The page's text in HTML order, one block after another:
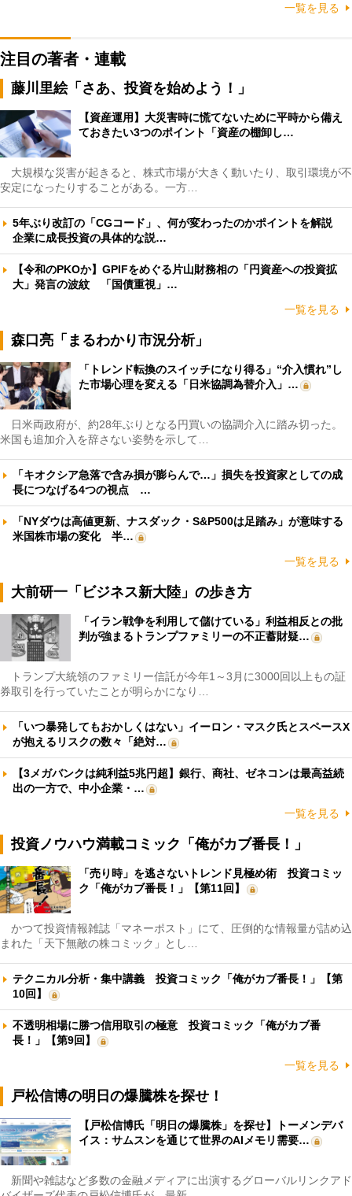
一覧を見る
注目の著者・連載
藤川里絵「さあ、投資を始めよう！」
【資産運用】大災害時に慌てないために平時から備え
ておきたい3つのポイント「資産の棚卸し…
大規模な災害が起きると、株式市場が大きく動いたり、取引環境が不
安定になったりすることがある。一方…
5年ぶり改訂の「CGコード」、何が変わったのかポイントを解説
企業に成長投資の具体的な説…
【令和のPKOか】GPIFをめぐる片山財務相の「円資産への投資拡
大」発言の波紋 「国債重視」…
一覧を見る
森口亮「まるわかり市況分析」
「トレンド転換のスイッチになり得る」“介入慣れ”し
た市場心理を変える「日米協調為替介入」…
日米両政府が、約28年ぶりとなる円買いの協調介入に踏み切った。
米国も追加介入を辞さない姿勢を示して…
「キオクシア急落で含み損が膨らんで…」損失を投資家としての成
長につなげる4つの視点 …
「NYダウは高値更新、ナスダック・S&P500は足踏み」が意味する
米国株市場の変化 半…
一覧を見る
大前研一「ビジネス新大陸」の歩き方
「イラン戦争を利用して儲けている」利益相反との批
判が強まるトランプファミリーの不正蓄財疑…
トランプ大統領のファミリー信託が今年1～3月に3000回以上もの証
券取引を行っていたことが明らかになり…
「いつ暴発してもおかしくはない」イーロン・マスク氏とスペースX
が抱えるリスクの数々「絶対…
【3メガバンクは純利益5兆円超】銀行、商社、ゼネコンは最高益続
出の一方で、中小企業・…
一覧を見る
投資ノウハウ満載コミック「俺がカブ番長！」
「売り時」を逃さないトレンド見極め術 投資コミッ
ク「俺がカブ番長！」【第11回】
かつて投資情報雑誌「マネーポスト」にて、圧倒的な情報量が詰め込
まれた「天下無敵の株コミック」とし…
テクニカル分析・集中講義 投資コミック「俺がカブ番長！」【第
10回】
不透明相場に勝つ信用取引の極意 投資コミック「俺がカブ番
長！」【第9回】
一覧を見る
戸松信博の明日の爆騰株を探せ！
【戸松信博氏「明日の爆騰株」を探せ】トーメンデバ
イス：サムスンを通じて世界のAIメモリ需要…
新聞や雑誌など多数の金融メディアに出演するグローバルリンクアド